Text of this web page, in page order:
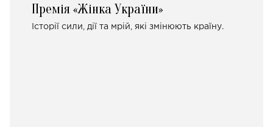
Премія «Жінка України»
Історії сили, дії та мрій, які змінюють країну.